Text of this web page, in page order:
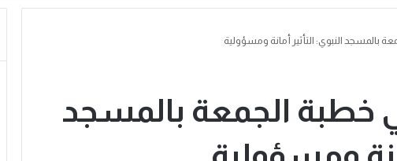
بالمسجد النبوي: التأثير أمانة ومسؤولية
خطبة الجمعة بالمسجد